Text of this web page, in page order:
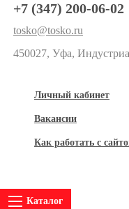
+7 (347) 200-06-02
tosko@tosko.ru
450027, Уфа,
Личный кабинет
Вакансии
Как работать с
Каталог